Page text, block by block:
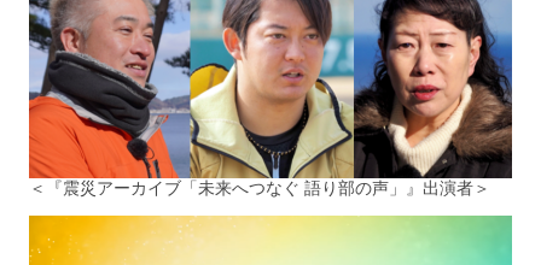
＜『震災アーカイブ「未来へつなぐ 語り部の声」』出演者＞